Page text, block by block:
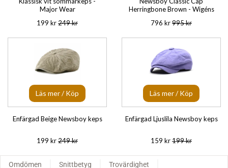
Major Wear
199 kr249 kr
Herringbone Brown - Wigéns
796 kr995 kr
Läs mer / Köp
Enfärgad Beige Newsboy keps
199 kr249 kr
Läs mer / Köp
Enfärgad Ljuslila Newsboy keps
159 kr199 kr